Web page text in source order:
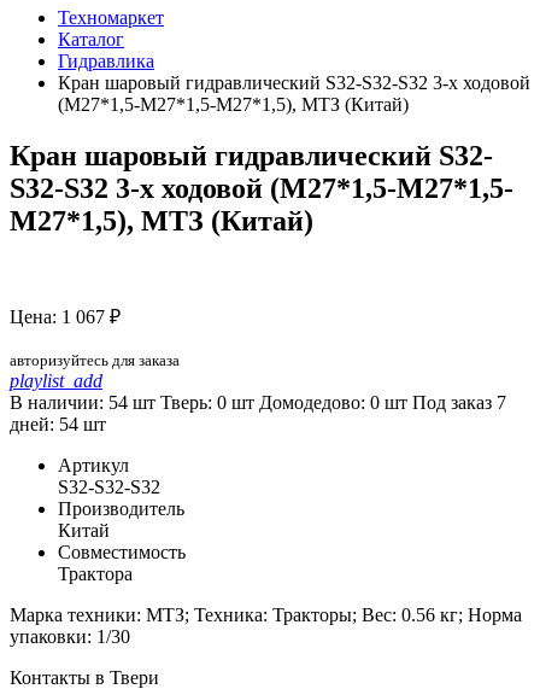
Техномаркет
Каталог
Гидравлика
Кран шаровый гидравлический S32-S32-S32 3-х ходовой
(М27*1,5-М27*1,5-М27*1,5), МТЗ (Китай)
Кран шаровый гидравлический S32-
S32-S32 3-х ходовой (М27*1,5-М27*1,5-
М27*1,5), МТЗ (Китай)
Цена: 1 067 ₽
авторизуйтесь для заказа
playlist_add
В наличии: 54 шт Тверь: 0 шт Домодедово: 0 шт Под заказ 7
дней: 54 шт
Артикул
S32-S32-S32
Производитель
Китай
Совместимость
Трактора
Марка техники: МТЗ; Техника: Тракторы; Вес: 0.56 кг; Норма
упаковки: 1/30
Контакты в Твери